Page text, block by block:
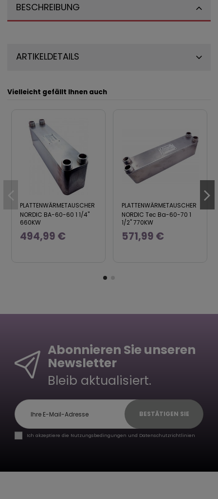
BESCHREIBUNG
ARTIKELDETAILS
Vielleicht gefällt Ihnen auch
PLATTENWÄRMETAUSCHER
NORDIC BA-60-60 1 1/4"
660KW
494,99 €
PLATTENWÄRMETAUSCHER
NORDIC Tec Ba-60-70 1
1/2" 770KW
571,99 €
Abonnieren Sie unseren
Newsletter
Bleib aktualisiert.
BESTÄTIGEN SIE
Ich akzeptiere die Nutzungsbedingungen und Datenschutzrichtlinien